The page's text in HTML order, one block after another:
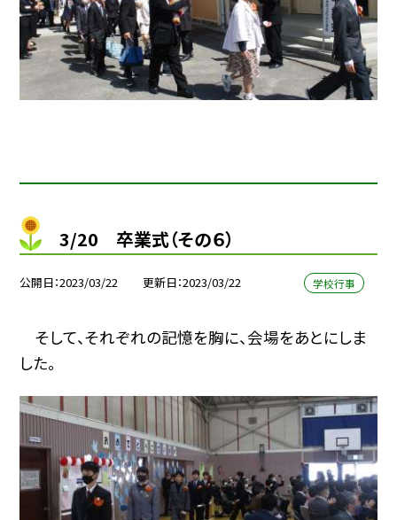
3/20 卒業式（その６）
公開日 2023/03/22 更新日 2023/03/22 学校行事
そして、それぞれの記憶を胸に、会場をあとにしま
した。